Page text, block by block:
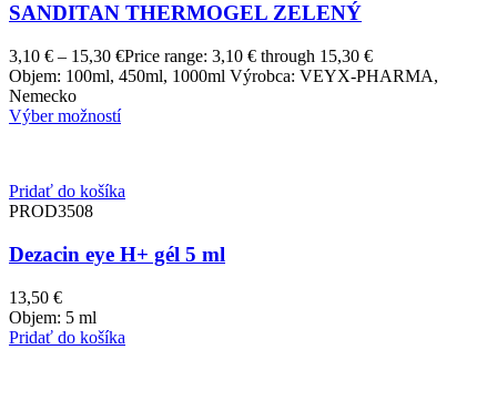
SANDITAN THERMOGEL ZELENÝ
3,10 € – 15,30 €Price range: 3,10 € through 15,30 €
Objem: 100ml, 450ml, 1000ml Výrobca: VEYX-PHARMA,
Nemecko
Výber možností
Pridať do košíka
PROD3508
Dezacin eye H+ gél 5 ml
13,50 €
Objem: 5 ml
Pridať do košíka